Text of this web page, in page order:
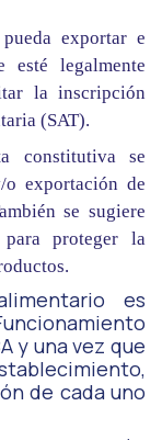
exportar e
esté legalmente
la inscripción
(SAT).
constitutiva se
exportación de
se sugiere
para proteger la
es
y una vez que
de cada uno